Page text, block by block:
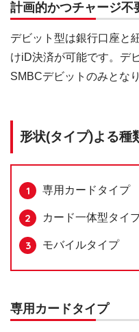
計画的かつチャージ不
デビット型は銀行口座と
けiD決済が可能です。デ
SMBCデビットのみとなり
形状(タイプ)よる種
専用カードタイプ
カード一体型タイ
モバイルタイプ
専用カードタイプ